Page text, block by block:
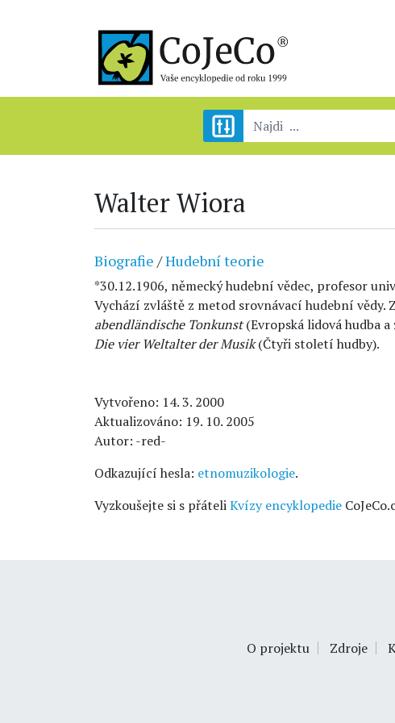
Walter Wiora
Biografie /Hudební teorie
*30.12.1906, německý hudební vědec, profesor
Vychází zvláště z metod srovnávací hudební vědy.
abendländische Tonkunst(Evropská lidová hudba
Die vier Weltalter der Musik(Čtyři století hudby).
Vytvořeno: 14. 3. 2000
Aktualizováno: 19. 10. 2005
Autor: -red-
Odkazující hesla: etnomuzikologie.
Vyzkoušejte si s přáteliKvízy encyklopedie
O projektu Zdroje